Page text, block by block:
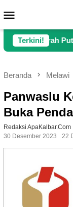
ke
kontenMobile
Terkini!
Putih, Anak
Beranda Melawi
Panwaslu
Buka
Redaksi ApaKalbar.com
30 Desember 2023
22